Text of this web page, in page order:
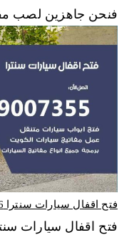
فنحن جاهزين لصب
فتح اقفال سيارات سنترا 98080146‬ عمل مفاتيح سيارات جديدة
فتح اقفال سيارات